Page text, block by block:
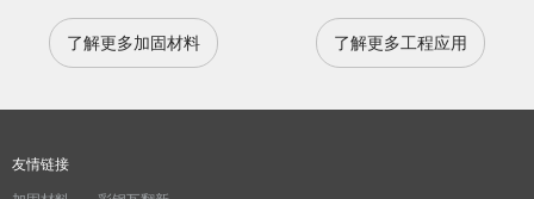
了解更多加固材料 了解更多工程应用
友情链接